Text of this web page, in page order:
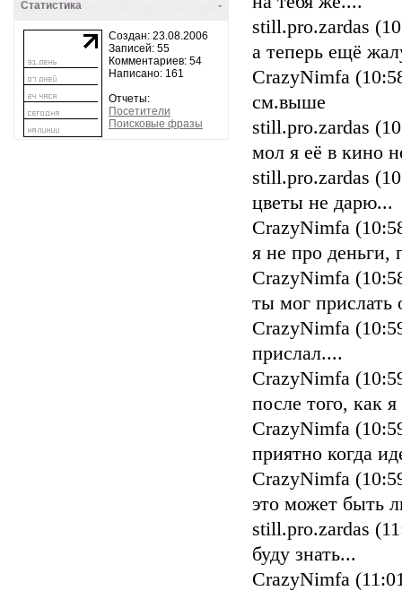
-
Статистика
Создан: 23.08.2006
Записей: 55
Комментариев: 54
Написано: 161
Отчеты:
Посетители
Поисковые фразы
still.pro.zardas
а теперь ещё
CrazyNimfa
см.выше
still.pro.zardas
мол я её в кино
still.pro.zardas
цветы не дарю...
CrazyNimfa
я не про деньги,
CrazyNimfa
ты мог прислать
CrazyNimfa
прислал....
CrazyNimfa
после того, как
CrazyNimfa
приятно когда
CrazyNimfa
это может быть
still.pro.zardas
буду знать...
CrazyNimfa